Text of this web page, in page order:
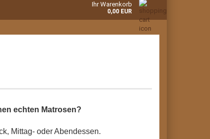
Ihr Warenkorb
0,00 EUR
echten Matrosen?
Mittag- oder Abendessen.